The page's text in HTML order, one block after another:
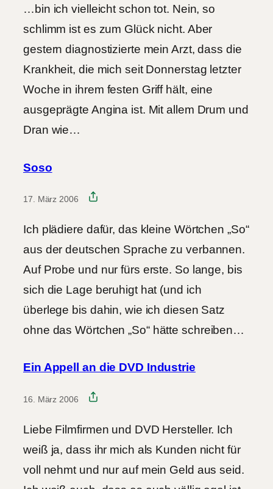
…bin ich vielleicht schon tot. Nein, so
schlimm ist es zum Glück nicht. Aber
gestern diagnostizierte mein Arzt, dass die
Krankheit, die mich seit Donnerstag letzter
Woche in ihrem festen Griff hält, eine
ausgeprägte Angina ist. Mit allem Drum und
Dran wie…
Soso
17. März 2006
Ich plädiere dafür, das kleine Wörtchen „So“
aus der deutschen Sprache zu verbannen.
Auf Probe und nur fürs erste. So lange, bis
sich die Lage beruhigt hat (und ich
überlege bis dahin, wie ich diesen Satz
ohne das Wörtchen „So“ hätte schreiben…
Ein Appell an die DVD Industrie
16. März 2006
Liebe Filmfirmen und DVD Hersteller. Ich
weiß ja, dass ihr mich als Kunden nicht für
voll nehmt und nur auf mein Geld aus seid.